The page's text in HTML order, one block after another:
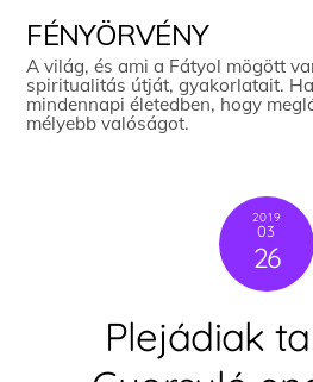
content
FÉNYÖRVÉNY
A világ, és ami a Fátyol mögött
spiritualitás útját, gyakorlatait.
mindennapi életedben, hogy
mélyebb valóságot.
2019
03
26
Plejádiak